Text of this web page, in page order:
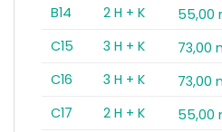
B14
2 H + K 55,00
C15
3 H + K 73,00
C16
3 H + K 73,00
C17
2 H + K 55,00